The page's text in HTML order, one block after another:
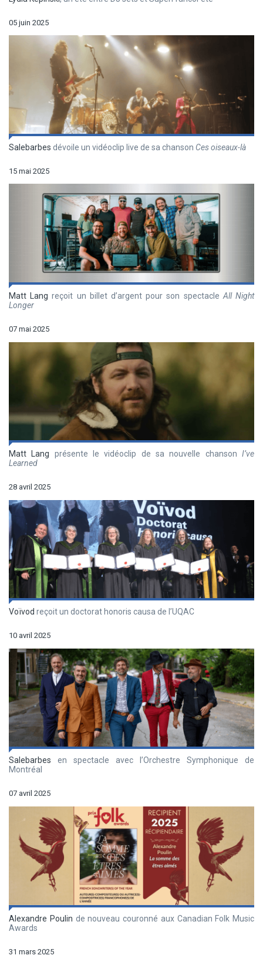
05 juin 2025
Salebarbes dévoile un vidéoclip live de sa chanson Ces oiseaux-là
15 mai 2025
Matt Lang reçoit un billet d’argent pour son spectacle All Night
Longer
07 mai 2025
Matt Lang présente le vidéoclip de sa nouvelle chansonI’ve
Learned
28 avril 2025
Voïvod reçoit un doctorat honoris causa de l’UQAC
10 avril 2025
Salebarbes en spectacle avec l’Orchestre Symphonique de
Montréal
07 avril 2025
Alexandre Poulin de nouveau couronné aux Canadian Folk Music
Awards
31 mars 2025